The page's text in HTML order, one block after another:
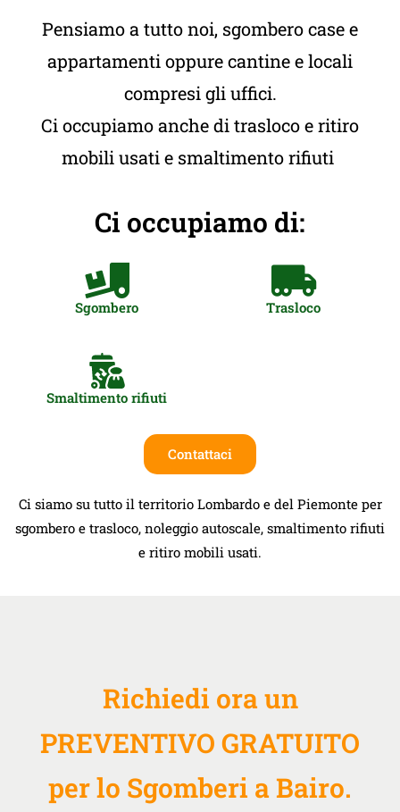
Pensiamo a tutto noi, sgombero case e
appartamenti oppure cantine e locali
compresi gli uffici.
Ci occupiamo anche di trasloco e ritiro
mobili usati e smaltimento rifiuti
Ci occupiamo di:
Sgombero Trasloco
Smaltimento rifiuti
Contattaci
Ci siamo su tutto il territorio Lombardo e del Piemonte per
sgombero e trasloco, noleggio autoscale, smaltimento rifiuti
e ritiro mobili usati.
Richiedi ora un
PREVENTIVO GRATUITO
per lo Sgomberi a Bairo.